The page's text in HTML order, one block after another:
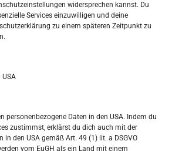
widersprechen kannst. Du
Services einzuwilligen und deine
zu einem späteren Zeitpunkt zu
USA
personenbezogene Daten in den USA. Indem du
zustimmst, erklärst du dich auch mit der
in den USA gemäß Art. 49 (1) lit. a DSGVO
vom EuGH als ein Land mit einem
SEPTEMBER 2018
M D F S